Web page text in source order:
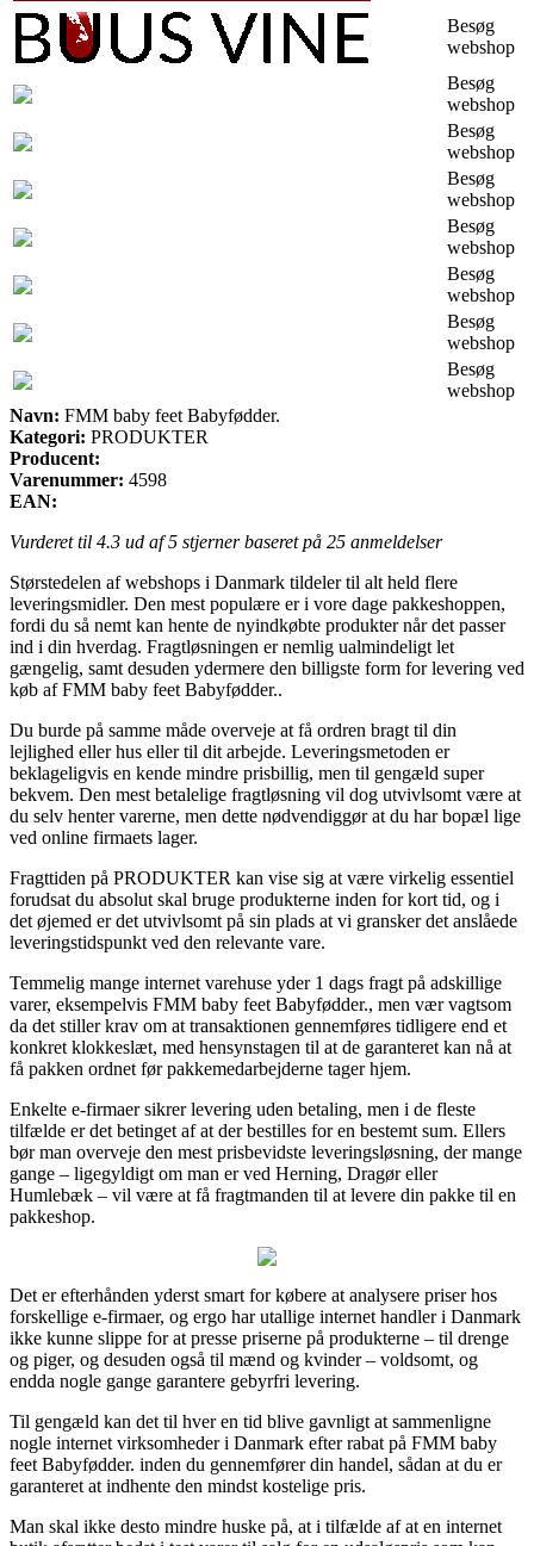
Besøg
webshop
Besøg
webshop
Besøg
webshop
Besøg
webshop
Besøg
webshop
Besøg
webshop
Besøg
webshop
Besøg
webshop
Navn: FMM baby feet Babyfødder.
Kategori: PRODUKTER
Producent:
Varenummer: 4598
EAN:
Vurderet til 4.3 ud af 5 stjerner baseret på 25 anmeldelser
Størstedelen af webshops i Danmark tildeler til alt held flere
leveringsmidler. Den mest populære er i vore dage pakkeshoppen,
fordi du så nemt kan hente de nyindkøbte produkter når det passer
ind i din hverdag. Fragtløsningen er nemlig ualmindeligt let
gængelig, samt desuden ydermere den billigste form for levering ved
køb af FMM baby feet Babyfødder..
Du burde på samme måde overveje at få ordren bragt til din
lejlighed eller hus eller til dit arbejde. Leveringsmetoden er
beklageligvis en kende mindre prisbillig, men til gengæld super
bekvem. Den mest betalelige fragtløsning vil dog utvivlsomt være at
du selv henter varerne, men dette nødvendiggør at du har bopæl lige
ved online firmaets lager.
Fragttiden på PRODUKTER kan vise sig at være virkelig essentiel
forudsat du absolut skal bruge produkterne inden for kort tid, og i
det øjemed er det utvivlsomt på sin plads at vi gransker det anslåede
leveringstidspunkt ved den relevante vare.
Temmelig mange internet varehuse yder 1 dags fragt på adskillige
varer, eksempelvis FMM baby feet Babyfødder., men vær vagtsom
da det stiller krav om at transaktionen gennemføres tidligere end et
konkret klokkeslæt, med hensynstagen til at de garanteret kan nå at
få pakken ordnet før pakkemedarbejderne tager hjem.
Enkelte e-firmaer sikrer levering uden betaling, men i de fleste
tilfælde er det betinget af at der bestilles for en bestemt sum. Ellers
bør man overveje den mest prisbevidste leveringsløsning, der mange
gange – ligegyldigt om man er ved Herning, Dragør eller
Humlebæk – vil være at få fragtmanden til at levere din pakke til en
pakkeshop.
Det er efterhånden yderst smart for købere at analysere priser hos
forskellige e-firmaer, og ergo har utallige internet handler i Danmark
ikke kunne slippe for at presse priserne på produkterne – til drenge
og piger, og desuden også til mænd og kvinder – voldsomt, og
endda nogle gange garantere gebyrfri levering.
Til gengæld kan det til hver en tid blive gavnligt at sammenligne
nogle internet virksomheder i Danmark efter rabat på FMM baby
feet Babyfødder. inden du gennemfører din handel, sådan at du er
garanteret at indhente den mindst kostelige pris.
Man skal ikke desto mindre huske på, at i tilfælde af at en internet